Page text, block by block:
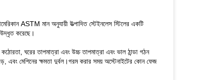
ASTM মান অনুযায়ী উত্পাদিত স্টেইনলেস স্টিলের একটি
উদ্ধৃত করেছে।
ঘরের তাপমাত্রা এবং উচ্চ তাপমাত্রা এবং ভাল ঠান্ডা গঠন
এবং মেশিনের ক্ষমতা দুর্বল।গরম করার সময় অস্টেনাইটের কোন ফেজ